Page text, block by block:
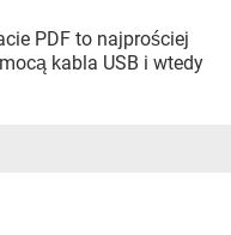
PDF to najprościej
kabla USB i wtedy